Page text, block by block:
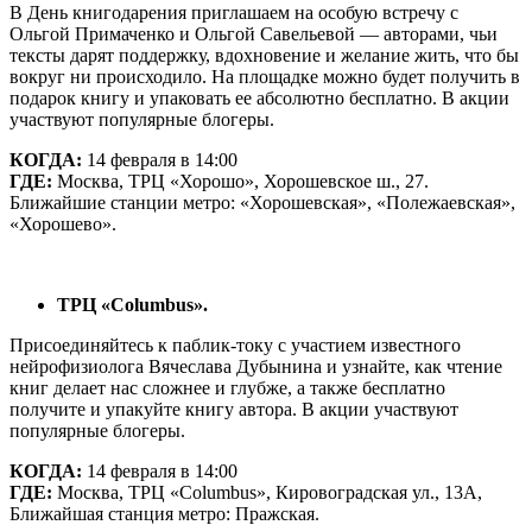
В День книгодарения приглашаем на особую встречу с
Ольгой Примаченко и Ольгой Савельевой — авторами, чьи
тексты дарят поддержку, вдохновение и желание жить, что бы
вокруг ни происходило. На площадке можно будет получить в
подарок книгу и упаковать ее абсолютно бесплатно. В акции
участвуют популярные блогеры.
КОГДА: 14 февраля в 14:00
ГДЕ: Москва, ТРЦ «Хорошо», Хорошевское ш., 27.
Ближайшие станции метро: «Хорошевская», «Полежаевская»,
«Хорошево».
ТРЦ «Columbus».
Присоединяйтесь к паблик-току с участием известного
нейрофизиолога Вячеслава Дубынина и узнайте, как чтение
книг делает нас сложнее и глубже, а также бесплатно
получите и упакуйте книгу автора. В акции участвуют
популярные блогеры.
КОГДА: 14 февраля в 14:00
ГДЕ: Москва, ТРЦ «Columbus», Кировоградская ул., 13А,
Ближайшая станция метро: Пражская.